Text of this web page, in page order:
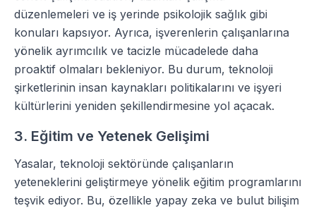
düzenlemeleri ve iş yerinde psikolojik sağlık gibi
konuları kapsıyor. Ayrıca, işverenlerin çalışanlarına
yönelik ayrımcılık ve tacizle mücadelede daha
proaktif olmaları bekleniyor. Bu durum, teknoloji
şirketlerinin insan kaynakları politikalarını ve işyeri
kültürlerini yeniden şekillendirmesine yol açacak.
3. Eğitim ve Yetenek Gelişimi
Yasalar, teknoloji sektöründe çalışanların
yeteneklerini geliştirmeye yönelik eğitim programlarını
teşvik ediyor. Bu, özellikle yapay zeka ve bulut bilişim